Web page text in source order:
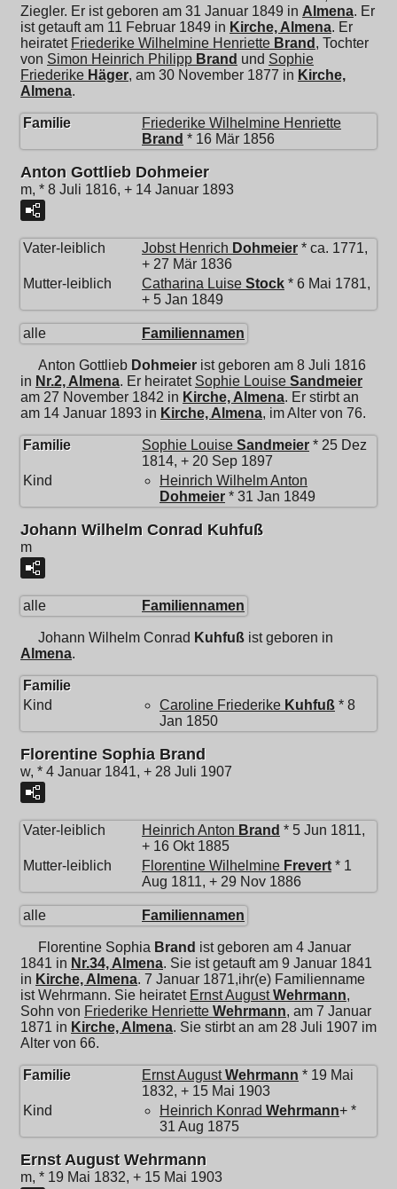
Ziegler. Er ist geboren am 31 Januar 1849 in Almena. Er
ist getauft am 11 Februar 1849 in Kirche, Almena. Er
heiratet Friederike Wilhelmine Henriette Brand , Tochter
von Simon Heinrich Philipp Brand und Sophie
Friederike Häger, am 30 November 1877 in Kirche,
Almena.
Familie
Friederike Wilhelmine Henriette
Brand * 16 Mär 1856
Anton Gottlieb Dohmeier
m, * 8 Juli 1816, + 14 Januar 1893
Vater-leiblich Jobst Henrich Dohmeier * ca. 1771,
+ 27 Mär 1836
Mutter-leiblich
Catharina Luise Stock * 6 Mai 1781,
+ 5 Jan 1849
alle Familiennamen
Anton Gottlieb Dohmeier ist geboren am 8 Juli 1816
in Nr.2, Almena. Er heiratet Sophie Louise Sandmeier
am 27 November 1842 in Kirche, Almena. Er stirbt an
am 14 Januar 1893 in Kirche, Almena, im Alter von 76.
Familie Sophie Louise Sandmeier * 25 Dez
1814, + 20 Sep 1897
Kind
Heinrich Wilhelm Anton
Dohmeier * 31 Jan 1849
Johann Wilhelm Conrad Kuhfuß
m
alle Familiennamen
Johann Wilhelm Conrad Kuhfuß ist geboren in
Almena.
Familie
Kind
Caroline Friederike Kuhfuß * 8
Jan 1850
Florentine Sophia Brand
w, * 4 Januar 1841, + 28 Juli 1907
Vater-leiblich Heinrich Anton Brand * 5 Jun 1811,
+ 16 Okt 1885
Mutter-leiblich
Florentine Wilhelmine Frevert * 1
Aug 1811, + 29 Nov 1886
alle Familiennamen
Florentine Sophia Brand ist geboren am 4 Januar
1841 in Nr.34, Almena. Sie ist getauft am 9 Januar 1841
in Kirche, Almena. 7 Januar 1871,ihr(e) Familienname
ist Wehrmann. Sie heiratet Ernst August Wehrmann,
Sohn von Friederike Henriette Wehrmann, am 7 Januar
1871 in Kirche, Almena. Sie stirbt an am 28 Juli 1907 im
Alter von 66.
Familie Ernst August Wehrmann * 19 Mai
1832, + 15 Mai 1903
Kind
Heinrich Konrad Wehrmann+ *
31 Aug 1875
Ernst August Wehrmann
m, * 19 Mai 1832, + 15 Mai 1903